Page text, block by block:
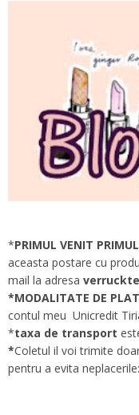
*PRIMUL VENIT
aceasta postare cu
mail la adresa
*MODALITATE DE
contul meu Unicredit
*taxa de transport
*Coletul il voi trimite
pentru a evita